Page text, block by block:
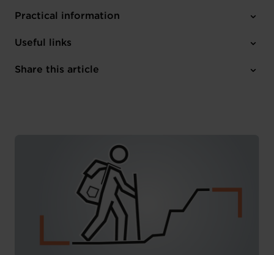
Practical information
Thursday 13 Feb 2025
Online
Useful links
Register here
Share this article